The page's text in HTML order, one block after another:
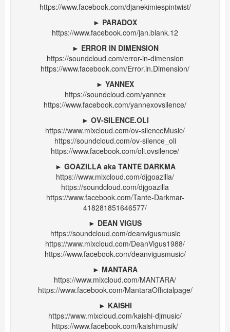
https://www.facebook.com/djanekimiespintwist/
► PARADOX
https://www.facebook.com/jan.blank.12
► ERROR IN DIMENSION
https://soundcloud.com/error-in-dimension
https://www.facebook.com/Error.in.Dimension/
► YANNEX
https://soundcloud.com/yannex
https://www.facebook.com/yannexovsilence/
► OV-SILENCE.OLI
https://www.mixcloud.com/ov-silenceMusic/
https://soundcloud.com/ov-silence_oli
https://www.facebook.com/oli.ovsilence/
► GOAZILLA aka TANTE DARKMA
https://www.mixcloud.com/djgoazilla/
https://soundcloud.com/djgoazilla
https://www.facebook.com/Tante-Darkmar-
418281851646577/
► DEAN VIGUS
https://soundcloud.com/deanvigusmusic
https://www.mixcloud.com/DeanVigus1988/
https://www.facebook.com/deanvigusmusic/
► MANTARA
https://www.mixcloud.com/MANTARA/
https://www.facebook.com/MantaraOfficialpage/
► KAISHI
https://www.mixcloud.com/kaishi-djmusic/
https://www.facebook.com/kaishimusik/